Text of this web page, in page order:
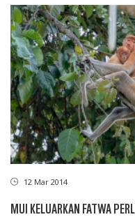
12 Mar 2014
MUI KELUARKAN FATWA